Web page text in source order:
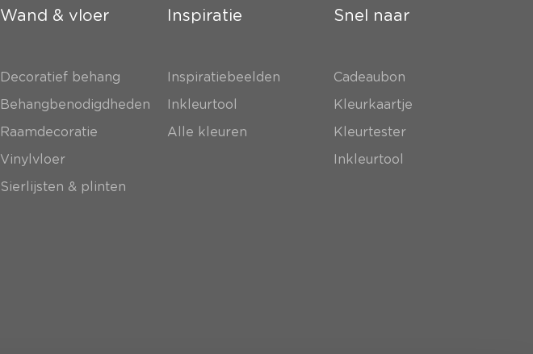
Wand & vloer
Decoratief behang
Behangbenodigdheden
Raamdecoratie
Vinylvloer
Sierlijsten & plinten
Inspiratie
Inspiratiebeelden
Inkleurtool
Alle kleuren
Snel naar
Cadeaubon
Kleurkaartje
Kleurtester
Inkleurtool